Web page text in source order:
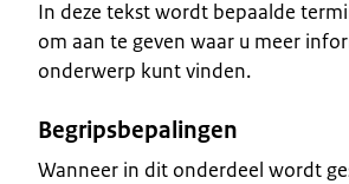
In deze tekst wordt bepaalde
om aan te geven waar u meer
onderwerp kunt vinden.
Begripsbepalingen
Wanneer in dit onderdeel wordt